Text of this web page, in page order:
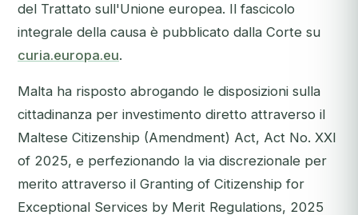
del Trattato sull'Unione europea. Il fascicolo
integrale della causa è pubblicato dalla Corte su
curia.europa.eu.
Malta ha risposto abrogando le disposizioni sulla
cittadinanza per investimento diretto attraverso il
Maltese Citizenship (Amendment) Act, Act No. XXI
of 2025, e perfezionando la via discrezionale per
merito attraverso il Granting of Citizenship for
Exceptional Services by Merit Regulations, 2025